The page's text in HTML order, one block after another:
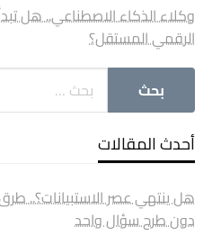
وكلاء الذكاء الاصطناعي.. هل
الرقمي المستقل؟
أحدث المقالات
هل ينتهي عصر الاستبيانات؟..
دون طرح سؤال واحد